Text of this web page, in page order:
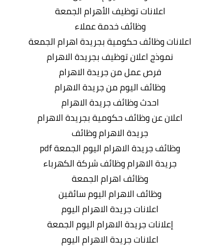
اعلانات توظيف الأهرام الجمعة
وظائف خدمة عملاء
اعلانات وظائف حكومية بجريدة اهرام الجمعة
نموذج اعلان توظيف بجريدة الاهرام
فرص عمل من جريدة الاهرام
وظائف اليوم من جريدة الاهرام
احدث وظائف جريدة الاهرام
اعلان عن وظائف حكومية بجريدة الاهرام
جريدة الاهرام وظائف
وظائف جريدة الاهرام اليوم الجمعة pdf
جريدة الاهرام وظائف شركة الكهرباء
وظائف اهرام الجمعة
وظائف الاهرام اليوم سائقين
اعلانات جريدة الاهرام اليوم
إعلانات جريدة الاهرام اليوم الجمعة
اعلانات جريدة الاهرام اليوم